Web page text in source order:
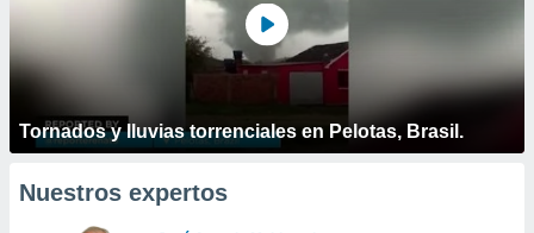
Tornados y lluvias torrenciales en Pelotas, Brasil.
Nuestros expertos